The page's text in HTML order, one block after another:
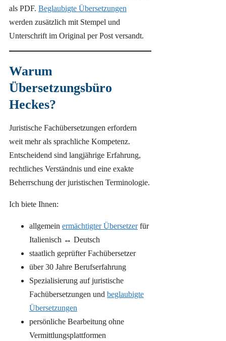
als PDF. Beglaubigte Übersetzungen
werden zusätzlich mit Stempel und
Unterschrift im Original per Post versandt.
Warum
Übersetzungsbüro
Heckes?
Juristische Fachübersetzungen erfordern
weit mehr als sprachliche Kompetenz.
Entscheidend sind langjährige Erfahrung,
rechtliches Verständnis und eine exakte
Beherrschung der juristischen Terminologie.
Ich biete Ihnen:
allgemein ermächtigter Übersetzerfür
Italienisch ↔ Deutsch
staatlich geprüfter Fachübersetzer
über 30 Jahre Berufserfahrung
Spezialisierung auf juristische
Fachübersetzungen und beglaubigte
Übersetzungen
persönliche Bearbeitung ohne
Vermittlungsplattformen